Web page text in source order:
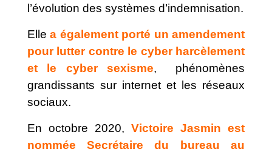
l’évolution des systèmes d’indemnisation.
Ellea également porté un amendement
pour lutter contre le cyber harcèlement
et le cyber sexisme, phénomènes
grandissants sur internet et les réseaux
sociaux.
En octobre 2020,Victoire Jasmin est
nommée Secrétaire du bureau au